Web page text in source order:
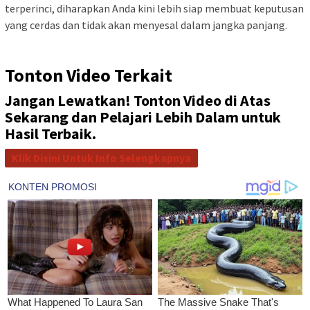
terperinci, diharapkan Anda kini lebih siap membuat keputusan
yang cerdas dan tidak akan menyesal dalam jangka panjang.
Tonton Video Terkait
Jangan Lewatkan! Tonton Video di Atas
Sekarang dan Pelajari Lebih Dalam untuk
Hasil Terbaik.
Klik Disini Untuk Info Selengkapnya